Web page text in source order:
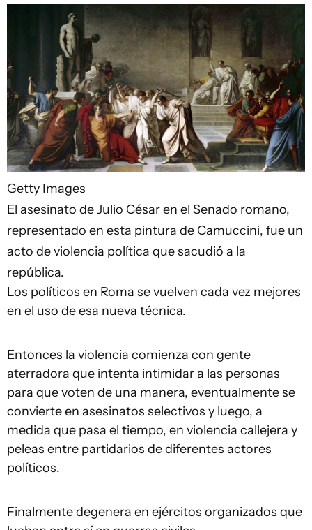
Getty Images
El asesinato de Julio César en el Senado romano,
representado en esta pintura de Camuccini, fue un
acto de violencia política que sacudió a la
república.
Los políticos en Roma se vuelven cada vez mejores
en el uso de esa nueva técnica.
Entonces la violencia comienza con gente
aterradora que intenta intimidar a las personas
para que voten de una manera, eventualmente se
convierte en asesinatos selectivos y luego, a
medida que pasa el tiempo, en violencia callejera y
peleas entre partidarios de diferentes actores
políticos.
Finalmente degenera en ejércitos organizados que